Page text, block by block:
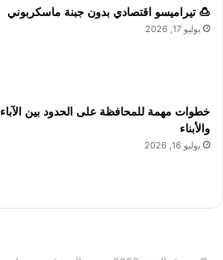
🍮 تيراميسو اقتصادي بدون جبنة ماسكربوني
يوليو 17, 2026
خطوات مهمة للمحافظة على الحدود بين الآباء
والأبناء
يوليو 16, 2026